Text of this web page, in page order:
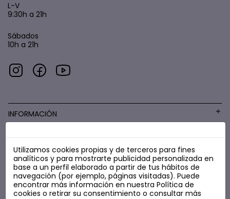
L-V
9:30h a 21h
Sábados
10h a 21h
INFORMACIÓN
COSMÉTICA LOW COST
Utilizamos cookies propias y de terceros para fines
analíticos y para mostrarte publicidad personalizada en
base a un perfil elaborado a partir de tus hábitos de
navegación (por ejemplo, páginas visitadas). Puede
encontrar más información en nuestra Política de
cookies o retirar su consentimiento o consultar más